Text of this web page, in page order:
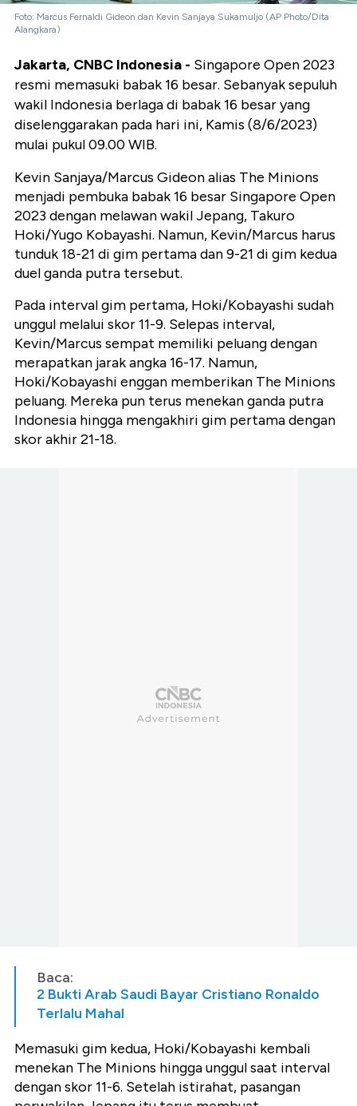
Foto: Marcus Fernaldi Gideon dan Kevin Sanjaya Sukamuljo (AP Photo/Dita
Alangkara)
Jakarta, CNBC Indonesia - Singapore Open 2023
resmi memasuki babak 16 besar. Sebanyak sepuluh
wakil Indonesia berlaga di babak 16 besar yang
diselenggarakan pada hari ini, Kamis (8/6/2023)
mulai pukul 09.00 WIB.
Kevin Sanjaya/Marcus Gideon alias The Minions
menjadi pembuka babak 16 besar Singapore Open
2023 dengan melawan wakil Jepang, Takuro
Hoki/Yugo Kobayashi. Namun, Kevin/Marcus harus
tunduk 18-21 di gim pertama dan 9-21 di gim kedua
duel ganda putra tersebut.
Pada interval gim pertama, Hoki/Kobayashi sudah
unggul melalui skor 11-9. Selepas interval,
Kevin/Marcus sempat memiliki peluang dengan
merapatkan jarak angka 16-17. Namun,
Hoki/Kobayashi enggan memberikan The Minions
peluang. Mereka pun terus menekan ganda putra
Indonesia hingga mengakhiri gim pertama dengan
skor akhir 21-18.
Baca:
2 Bukti Arab Saudi Bayar Cristiano Ronaldo
Terlalu Mahal
Memasuki gim kedua, Hoki/Kobayashi kembali
menekan The Minions hingga unggul saat interval
dengan skor 11-6. Setelah istirahat, pasangan